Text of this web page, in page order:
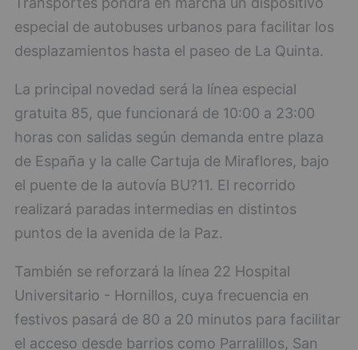
especial de autobuses urbanos para facilitar los
desplazamientos hasta el paseo de La Quinta.
La principal novedad será la línea especial
gratuita 85, que funcionará de 10:00 a 23:00
horas con salidas según demanda entre plaza
de España y la calle Cartuja de Miraflores, bajo
el puente de la autovía BU?11. El recorrido
realizará paradas intermedias en distintos
puntos de la avenida de la Paz.
También se reforzará la línea 22 Hospital
Universitario - Hornillos, cuya frecuencia en
festivos pasará de 80 a 20 minutos para facilitar
el acceso desde barrios como Parralillos, San